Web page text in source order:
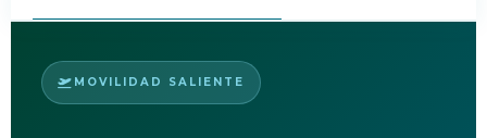
MOVILIDAD SALIENTE